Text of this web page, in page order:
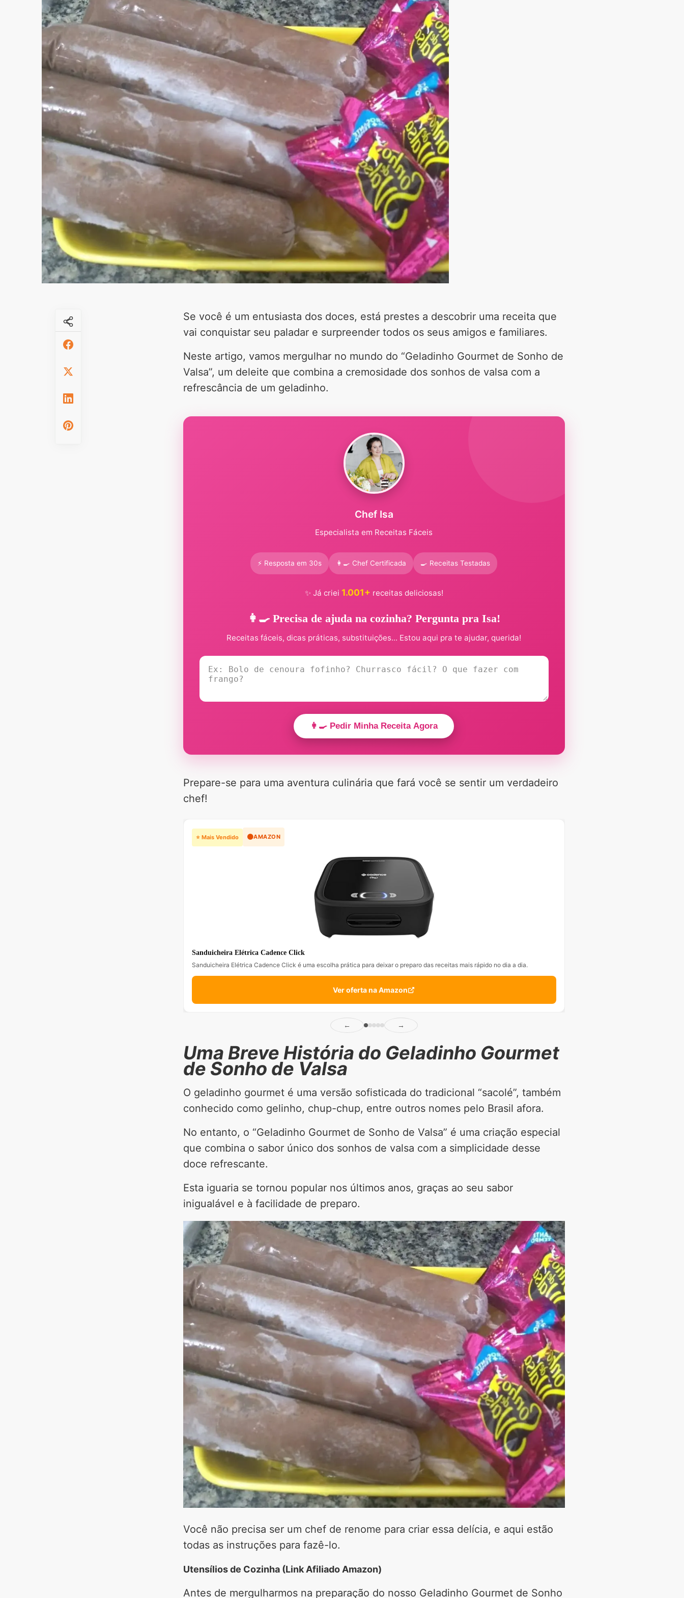
Se você é um entusiasta dos doces, está prestes a descobrir uma receita que
vai conquistar seu paladar e surpreender todos os seus amigos e familiares.
Neste artigo, vamos mergulhar no mundo do “Geladinho Gourmet de Sonho de
Valsa”, um deleite que combina a cremosidade dos sonhos de valsa com a
refrescância de um geladinho.
Chef Isa
Especialista em Receitas Fáceis
⚡ Resposta em 30s 👩‍🍳 Chef Certificada 🍳 Receitas Testadas
✨ Já criei 1.001+ receitas deliciosas!
👩‍🍳 Precisa de ajuda na cozinha? Pergunta pra Isa!
Receitas fáceis, dicas práticas, substituições... Estou aqui pra te ajudar, querida!
👩‍🍳 Pedir Minha Receita Agora
Prepare-se para uma aventura culinária que fará você se sentir um verdadeiro
chef!
⭐ Mais Vendido 🟠AMAZON
Sanduicheira Elétrica Cadence Click
Sanduicheira Elétrica Cadence Click é uma escolha prática para deixar o preparo das receitas mais rápido no dia a dia.
Ver oferta na Amazon
← →
Uma Breve História do Geladinho Gourmet
de Sonho de Valsa
O geladinho gourmet é uma versão sofisticada do tradicional “sacolé”, também
conhecido como gelinho, chup-chup, entre outros nomes pelo Brasil afora.
No entanto, o “Geladinho Gourmet de Sonho de Valsa” é uma criação especial
que combina o sabor único dos sonhos de valsa com a simplicidade desse
doce refrescante.
Esta iguaria se tornou popular nos últimos anos, graças ao seu sabor
inigualável e à facilidade de preparo.
Você não precisa ser um chef de renome para criar essa delícia, e aqui estão
todas as instruções para fazê-lo.
Utensílios de Cozinha (Link Afiliado Amazon)
Antes de mergulharmos na preparação do nosso Geladinho Gourmet de Sonho